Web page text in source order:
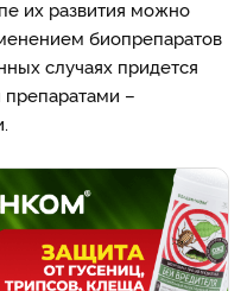
их развития можно
биопрепаратов
случаях придется
препаратами –